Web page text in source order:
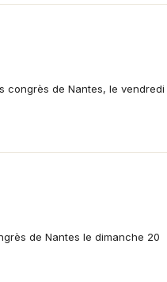
congrès de Nantes, le vendredi
de Nantes le dimanche 20